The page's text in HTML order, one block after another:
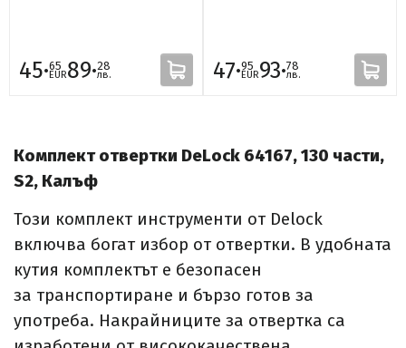
45·65
EUR89·28
лв. 47·95
EUR93·78
лв.
Комплект отвертки DeLock 64167, 130 части,
S2, Калъф
Този комплект инструменти от Delock
включва богат избор от отвертки. В удобната
кутия комплектът е безопасен
за транспортиране и бързо готов за
употреба. Накрайниците за отвертка са